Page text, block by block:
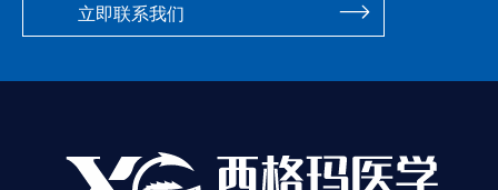
立即联系我们